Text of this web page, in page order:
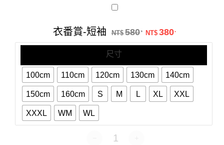
衣
短
袖
衣番賞-短袖 NT$ 580. 原始價格：
NT$ 380.目前價格
尺寸
100cm 110cm 120cm 130cm 140cm
150cm 160cm S M L XL XXL
XXXL WM WL
衣番賞-短袖 數量